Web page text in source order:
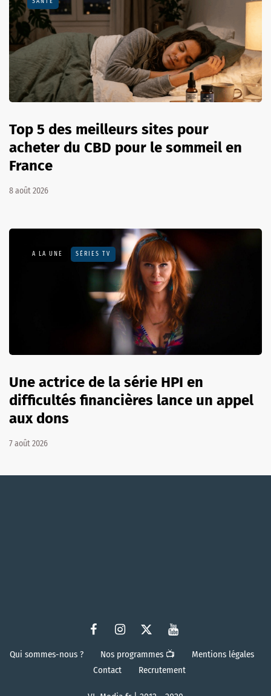
Top 5 des meilleurs sites pour
acheter du CBD pour le sommeil en
France
8 août 2026
A LA UNE SÉRIES TV
Une actrice de la série HPI en
difficultés financières lance un appel
aux dons
7 août 2026
Qui sommes-nous ? Nos programmes 📺
Mentions légales
Contact
Recrutement